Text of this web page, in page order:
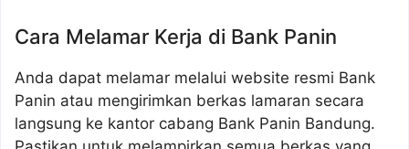
Cara Melamar Kerja di Bank Panin
Anda dapat melamar melalui website resmi Bank
Panin atau mengirimkan berkas lamaran secara
langsung ke kantor cabang Bank Panin Bandung.